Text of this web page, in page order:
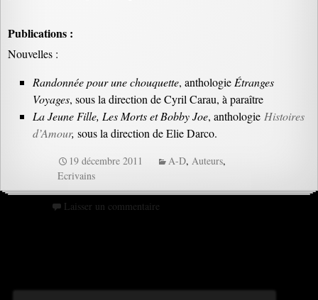
Publications :
Nouvelles :
Randonnée pour une chouquette, anthologie Étranges
Voyages, sous la direction de Cyril Carau, à paraître
La Jeune Fille, Les Morts et Bobby Joe, anthologie Histoires
d’Amour, sous la direction de Elie Darco.
19 décembre 2011 A-D,Auteurs,
Ecrivains
Laisser un commentaire